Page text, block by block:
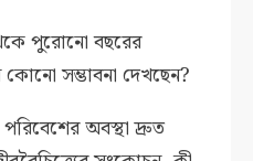
পুরোনো বছরের
সম্ভাবনা দেখছেন?
অবস্থা দ্রুত